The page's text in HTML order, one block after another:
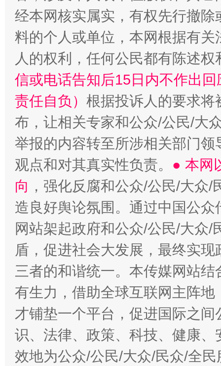
“蜀中异人”王建安的艺术幻境
经本网核实属实，有权先行撤
料的个人或单位，本网根据有
人的权利，任何公民都有陈述
信或电话告知后15日内不作出
责任自负） 根据投诉人的要求将
布，让相关专家和公众/公民/大
举报的内容转至所涉相关部门
观点和对其真实性负责。 ● 本网
向 ，强化反腐和公众/公民/大众
造良好舆论氛围。通过中国公
网站架起政府和公众/公民/大众
盾，促进社会大发展，最终实
三者的和谐统一。本传媒网站
有生力，借助全球互联网主阵
才铺垫一个平台，促进国际之
识、法律、政策、科技、健康
效地为公众/公民/大众/民众/全